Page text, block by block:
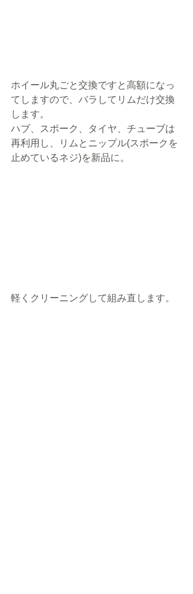
ホイール丸ごと交換ですと高額になっ
てしますので、バラしてリムだけ交換
します。
ハブ、スポーク、タイヤ、チューブは
再利用し、リムとニップル(スポークを
止めているネジ)を新品に。
軽くクリーニングして組み直します。